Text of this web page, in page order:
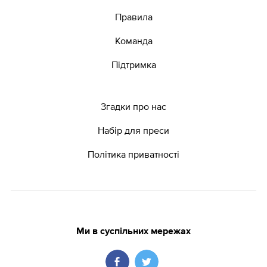
Правила
Команда
Підтримка
Згадки про нас
Набір для преси
Політика приватності
Ми в суспільних мережах